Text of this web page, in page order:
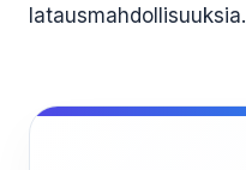
latausmahdollisuuksia.